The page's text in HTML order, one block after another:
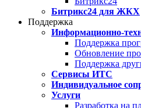
Битрикс24 для ЖКХ
Поддержка
Информационно-
Поддержка
Обновление
Поддержка
Сервисы ИТС
Индивидуальное
Услуги
Разработка на